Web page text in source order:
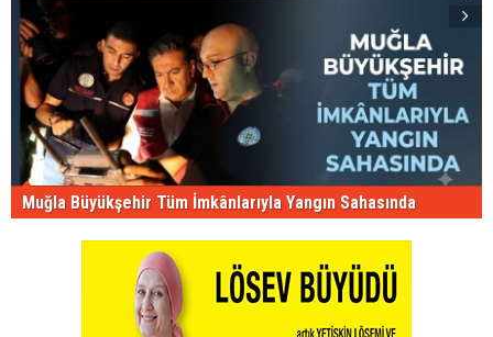
Muğla Büyükşehir Tüm İmkânlarıyla Yangın Sahasında